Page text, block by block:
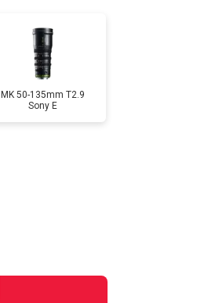
MK 50-135mm T2.9
Sony E